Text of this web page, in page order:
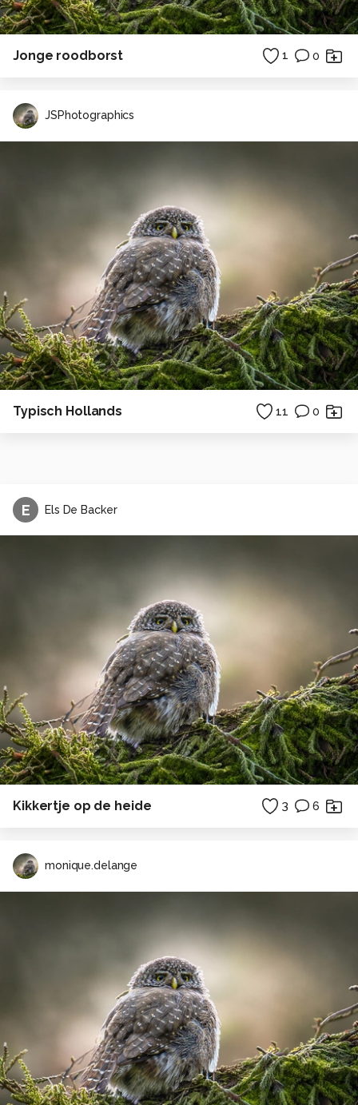
Jonge roodborst 1 0
JSPhotographics
Typisch Hollands 11 0
E Els De Backer
Kikkertje op de heide 3 6
monique.delange